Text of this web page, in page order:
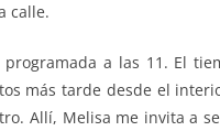
calle.
programada a las 11. El
más tarde desde el
Allí, Melisa me invita a